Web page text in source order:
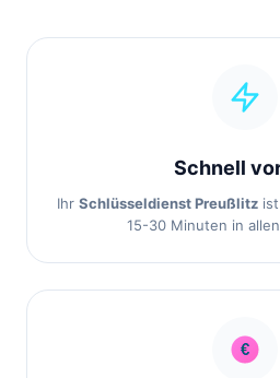
Schnell
Ihr Schlüsseldienst Preußlitzist
15-30 Minuten in